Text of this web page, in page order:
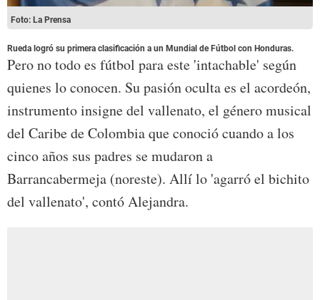
Foto: La Prensa
Rueda logró su primera clasificación a un Mundial de Fútbol con Honduras.
Pero no todo es fútbol para este 'intachable' según
quienes lo conocen. Su pasión oculta es el acordeón,
instrumento insigne del vallenato, el género musical
del Caribe de Colombia que conoció cuando a los
cinco años sus padres se mudaron a
Barrancabermeja (noreste). Allí lo 'agarró el bichito
del vallenato', contó Alejandra.